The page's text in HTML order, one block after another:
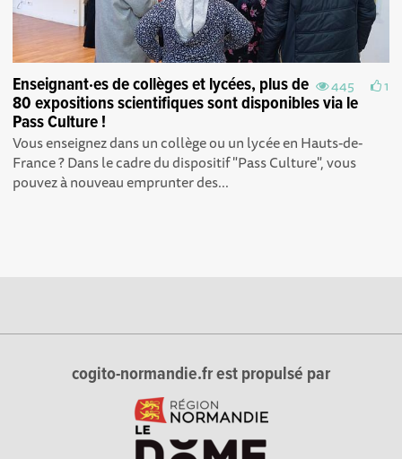
445 1
Enseignant·es de collèges et lycées, plus de
80 expositions scientifiques sont disponibles via le
Pass Culture !
Vous enseignez dans un collège ou un lycée en Hauts-de-
France ? Dans le cadre du dispositif "Pass Culture", vous
pouvez à nouveau emprunter des...
cogito-normandie.fr est propulsé par